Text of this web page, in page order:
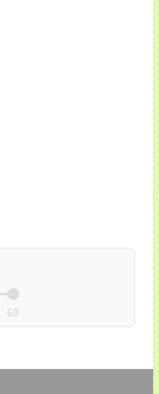
60